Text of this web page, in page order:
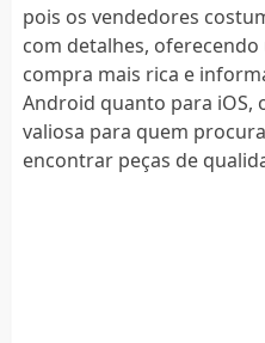
pois os vendedores
com detalhes,
compra mais rica e
Android quanto para iOS,
valiosa para quem
encontrar peças de